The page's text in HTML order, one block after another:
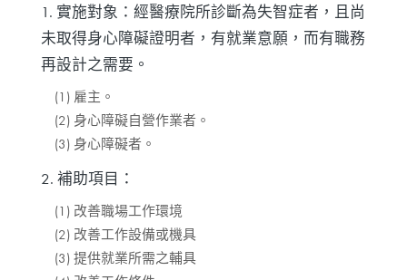
1. 實施對象：經醫療院所診斷為失智症者，且尚
未取得身心障礙證明者，有就業意願，而有職務
再設計之需要。
(1) 雇主。
(2) 身心障礙自營作業者。
(3) 身心障礙者。
2. 補助項目：
(1) 改善職場工作環境
(2) 改善工作設備或機具
(3) 提供就業所需之輔具